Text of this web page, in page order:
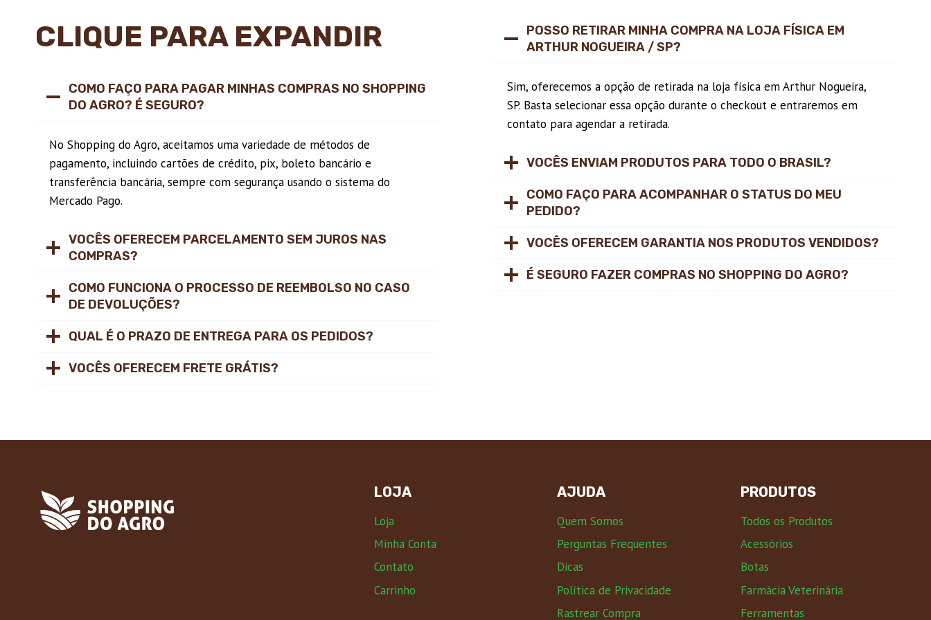
CLIQUE PARA EXPANDIR
COMO FAÇO PARA PAGAR MINHAS COMPRAS NO SHOPPING
DO AGRO? É SEGURO?
No Shopping do Agro, aceitamos uma variedade de métodos de
pagamento, incluindo cartões de crédito, pix, boleto bancário e
transferência bancária, sempre com segurança usando o sistema do
Mercado Pago.
VOCÊS OFERECEM PARCELAMENTO SEM JUROS NAS
COMPRAS?
COMO FUNCIONA O PROCESSO DE REEMBOLSO NO CASO
DE DEVOLUÇÕES?
QUAL É O PRAZO DE ENTREGA PARA OS PEDIDOS?
VOCÊS OFERECEM FRETE GRÁTIS?
POSSO RETIRAR MINHA COMPRA NA LOJA FÍSICA EM
ARTHUR NOGUEIRA / SP?
Sim, oferecemos a opção de retirada na loja física em Arthur Nogueira,
SP. Basta selecionar essa opção durante o checkout e entraremos em
contato para agendar a retirada.
VOCÊS ENVIAM PRODUTOS PARA TODO O BRASIL?
COMO FAÇO PARA ACOMPANHAR O STATUS DO MEU
PEDIDO?
VOCÊS OFERECEM GARANTIA NOS PRODUTOS VENDIDOS?
É SEGURO FAZER COMPRAS NO SHOPPING DO AGRO?
LOJA
Loja
Minha Conta
Contato
Carrinho
AJUDA
Quem Somos
Perguntas Frequentes
Dicas
Política de Privacidade
Rastrear Compra
PRODUTOS
Todos os Produtos
Acessórios
Botas
Farmácia Veterinária
Ferramentas